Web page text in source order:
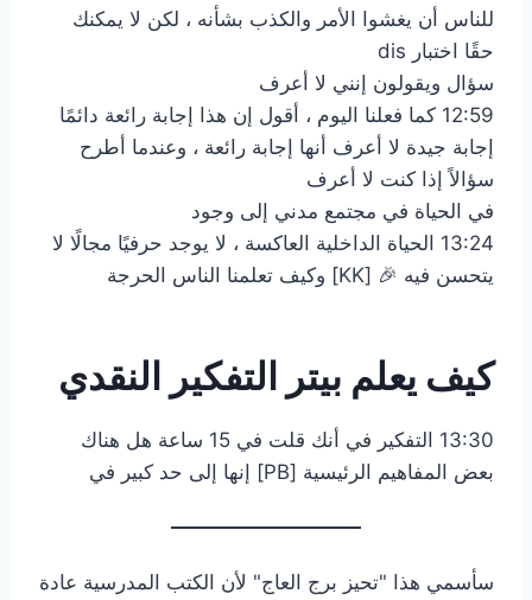
للناس أن يغشوا الأمر والكذب بشأنه ، لكن لا يمكنك
حقًا اختبار dis
سؤال ويقولون إنني لا أعرف
12:59 كما فعلنا اليوم ، أقول إن هذا إجابة رائعة دائمًا
إجابة جيدة لا أعرف أنها إجابة رائعة ، وعندما أطرح
سؤالاً إذا كنت لا أعرف
في الحياة في مجتمع مدني إلى وجود
13:24 الحياة الداخلية العاكسة ، لا يوجد حرفيًا مجالًا لا
يتحسن فيه 🎉 [KK] وكيف تعلمنا الناس الحرجة
كيف يعلم بيتر التفكير النقدي
13:30 التفكير في أنك قلت في 15 ساعة هل هناك
بعض المفاهيم الرئيسية [PB] إنها إلى حد كبير في
سأسمي هذا "تحيز برج العاج" لأن الكتب المدرسية عادة